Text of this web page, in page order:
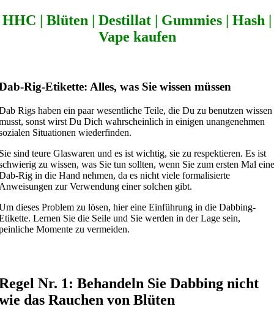
HHC Blüten Destillat Gummies Hash
Vape kaufen
Rig-Etikette: Alles, was Sie wissen müssen
Rigs haben ein paar wesentliche Teile, die Du zu benutzen wissen
sonst wirst Du Dich wahrscheinlich in einigen unangenehmen
Situationen wiederfinden.
sind teure Glaswaren und es ist wichtig, sie zu respektieren. Es ist
zu wissen, was Sie tun sollten, wenn Sie zum ersten Mal eine
Rig in die Hand nehmen, da es nicht viele formalisierte
zur Verwendung einer solchen gibt.
dieses Problem zu lösen, hier eine Einführung in die Dabbing-
Lernen Sie die Seile und Sie werden in der Lage sein,
Momente zu vermeiden.
Nr. 1: Behandeln Sie Dabbing nicht
das Rauchen von Blüten